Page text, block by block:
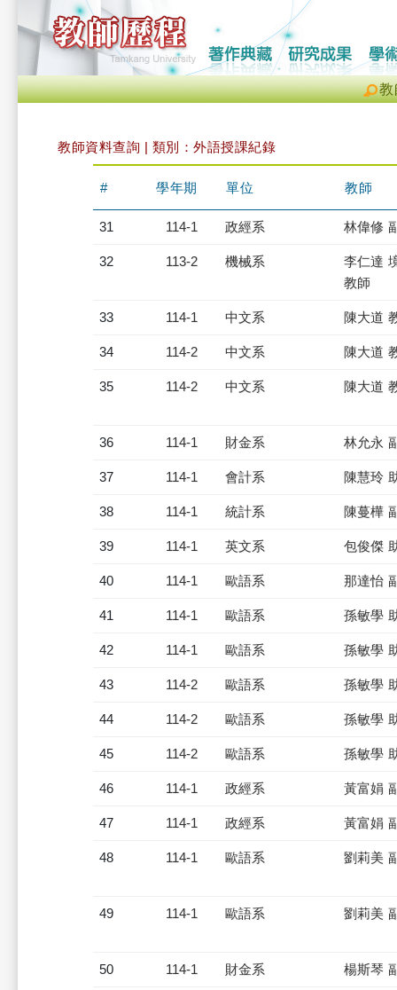
教
教師資料查詢 | 類別：外語授課紀錄
# 學年期 單位 教師
31 114-1 政經系 林偉修
32 113-2 機械系
李仁達
教師
33 114-1 中文系 陳大道
34 114-2 中文系 陳大道
35 114-2 中文系 陳大道
36 114-1 財金系 林允永
37 114-1 會計系 陳慧玲
38 114-1 統計系 陳蔓樺
39 114-1 英文系 包俊傑
40 114-1 歐語系 那達怡
41 114-1 歐語系 孫敏學
42 114-1 歐語系 孫敏學
43 114-2 歐語系 孫敏學
44 114-2 歐語系 孫敏學
45 114-2 歐語系 孫敏學
46 114-1 政經系 黃富娟
47 114-1 政經系 黃富娟
48 114-1 歐語系 劉莉美
49 114-1 歐語系 劉莉美
50 114-1 財金系 楊斯琴